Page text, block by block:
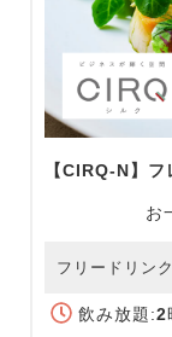
【CIRQ-N】
お
フリードリン
飲み放題:2